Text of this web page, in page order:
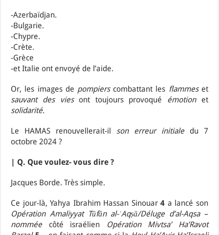
-Azerbaïdjan.
-Bulgarie.
-Chypre.
-Crète.
-Grèce
-et Italie ont envoyé de l’aide.
Or, les images de pompierscombattant les flammeset
sauvant des viesont toujours provoqué émotionet
solidarité.
Le HAMAS renouvellerait-il son erreur initialedu 7
octobre 2024 ?
| Q. Que voulez- vous dire ?
Jacques Borde. Très simple.
Ce jour-là, Yahya Ibrahim Hassan Sinouar4 a lancé son
Opération Amaliyyat Tūfān al-ʾAqṣā/Déluge d’al-Aqsa–
nomméecôté israélien
Opération Mivtsa’ Ha’Ravot